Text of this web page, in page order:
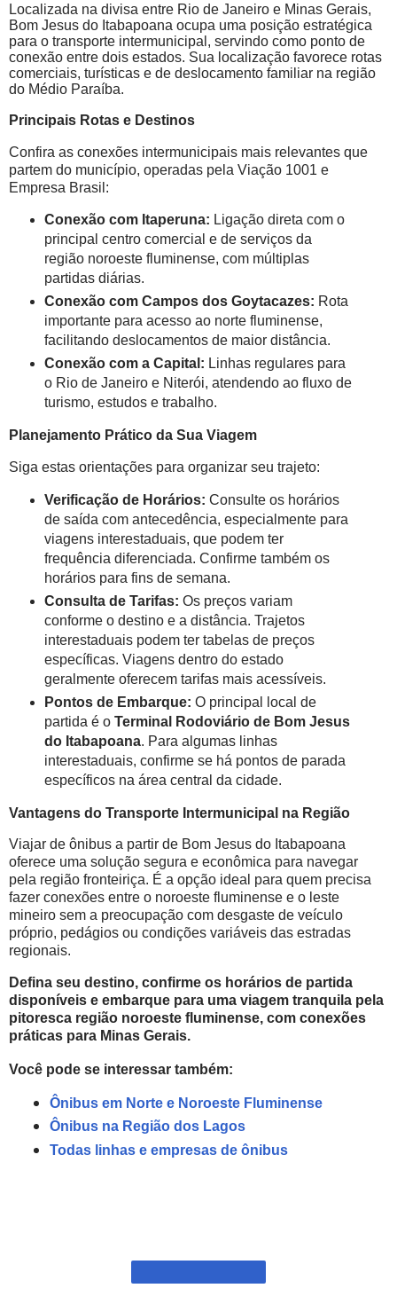
Localizada na divisa entre Rio de Janeiro e Minas Gerais,
Bom Jesus do Itabapoana ocupa uma posição estratégica
para o transporte intermunicipal, servindo como ponto de
conexão entre dois estados. Sua localização favorece rotas
comerciais, turísticas e de deslocamento familiar na região
do Médio Paraíba.
Principais Rotas e Destinos
Confira as conexões intermunicipais mais relevantes que
partem do município, operadas pela Viação 1001 e
Empresa Brasil:
Conexão com Itaperuna: Ligação direta com o
principal centro comercial e de serviços da
região noroeste fluminense, com múltiplas
partidas diárias.
Conexão com Campos dos Goytacazes: Rota
importante para acesso ao norte fluminense,
facilitando deslocamentos de maior distância.
Conexão com a Capital: Linhas regulares para
o Rio de Janeiro e Niterói, atendendo ao fluxo de
turismo, estudos e trabalho.
Planejamento Prático da Sua Viagem
Siga estas orientações para organizar seu trajeto:
Verificação de Horários: Consulte os horários
de saída com antecedência, especialmente para
viagens interestaduais, que podem ter
frequência diferenciada. Confirme também os
horários para fins de semana.
Consulta de Tarifas: Os preços variam
conforme o destino e a distância. Trajetos
interestaduais podem ter tabelas de preços
específicas. Viagens dentro do estado
geralmente oferecem tarifas mais acessíveis.
Pontos de Embarque: O principal local de
partida é o Terminal Rodoviário de Bom Jesus
do Itabapoana. Para algumas linhas
interestaduais, confirme se há pontos de parada
específicos na área central da cidade.
Vantagens do Transporte Intermunicipal na Região
Viajar de ônibus a partir de Bom Jesus do Itabapoana
oferece uma solução segura e econômica para navegar
pela região fronteiriça. É a opção ideal para quem precisa
fazer conexões entre o noroeste fluminense e o leste
mineiro sem a preocupação com desgaste de veículo
próprio, pedágios ou condições variáveis das estradas
regionais.
Defina seu destino, confirme os horários de partida
disponíveis e embarque para uma viagem tranquila pela
pitoresca região noroeste fluminense, com conexões
práticas para Minas Gerais.
Você pode se interessar também:
Ônibus em Norte e Noroeste Fluminense
Ônibus na Região dos Lagos
Todas linhas e empresas de ônibus